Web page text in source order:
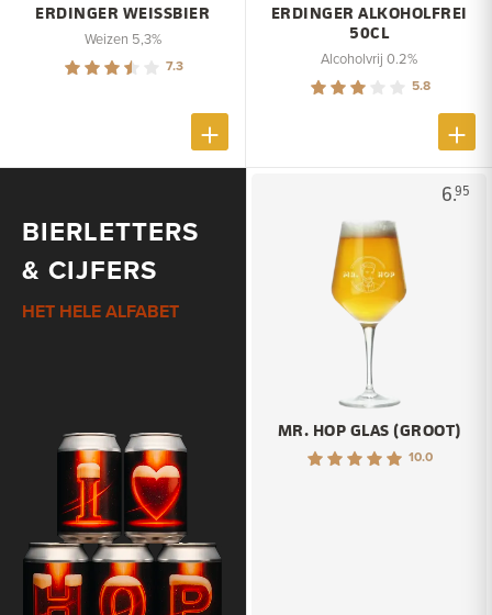
ERDINGER WEISSBIER
Weizen 5,3%
7.3
ERDINGER ALKOHOLFREI
50CL
Alcoholvrij 0.2%
5.8
BIERLETTERS
& CIJFERS
HET HELE ALFABET
6.95
MR. HOP GLAS (GROOT)
10.0